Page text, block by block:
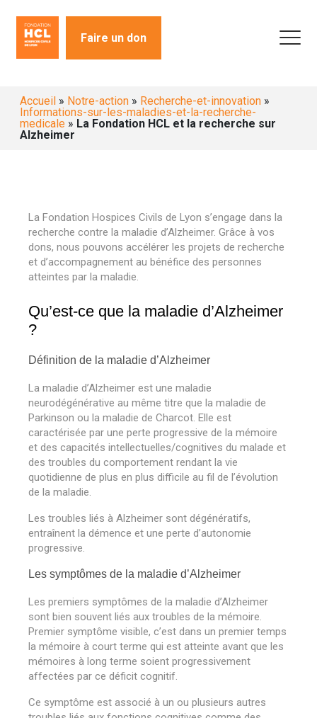
Faire un don
Accueil » Notre-action » Recherche-et-innovation »
Informations-sur-les-maladies-et-la-recherche-
medicale » La Fondation HCL et la recherche sur
Alzheimer
La Fondation Hospices Civils de Lyon s’engage dans la
recherche contre la maladie d’Alzheimer. Grâce à vos
dons, nous pouvons accélérer les projets de recherche
et d’accompagnement au bénéfice des personnes
atteintes par la maladie.
Qu’est-ce que la maladie d’Alzheimer
?
Définition de la maladie d’Alzheimer
La maladie d’Alzheimer est une maladie
neurodégénérative au même titre que la maladie de
Parkinson ou la maladie de Charcot. Elle est
caractérisée par une perte progressive de la mémoire
et des capacités intellectuelles/cognitives du malade et
des troubles du comportement rendant la vie
quotidienne de plus en plus difficile au fil de l’évolution
de la maladie.
Les troubles liés à Alzheimer sont dégénératifs,
entraînent la démence et une perte d’autonomie
progressive.
Les symptômes de la maladie d’Alzheimer
Les premiers symptômes de la maladie d’Alzheimer
sont bien souvent liés aux troubles de la mémoire.
Premier symptôme visible, c’est dans un premier temps
la mémoire à court terme qui est atteinte avant que les
mémoires à long terme soient progressivement
affectées par ce déficit cognitif.
Ce symptôme est associé à un ou plusieurs autres